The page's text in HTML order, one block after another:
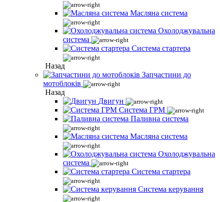
Масляна система
Охолоджувальна
система
Система стартера
Назад
Запчастини до
мотоблоків
Назад
Двигун
Система ГРМ
Паливна система
Масляна система
Охолоджувальна
система
Система стартера
Система керування